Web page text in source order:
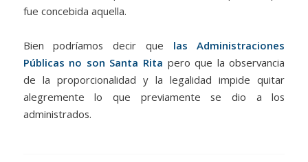
fue concebida aquella.
Bien podríamos decir que las Administraciones
Públicas no son Santa Rita pero que la observancia
de la proporcionalidad y la legalidad impide quitar
alegremente lo que previamente se dio a los
administrados.